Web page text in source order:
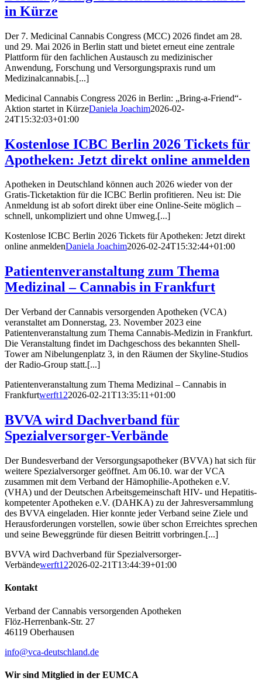
in Kürze
Der 7. Medicinal Cannabis Congress (MCC) 2026 findet am 28.
und 29. Mai 2026 in Berlin statt und bietet erneut eine zentrale
Plattform für den fachlichen Austausch zu medizinischer
Anwendung, Forschung und Versorgungspraxis rund um
Medizinalcannabis.[...]
Medicinal Cannabis Congress 2026 in Berlin: „Bring-a-Friend“-
Aktion startet in KürzeDaniela Joachim2026-02-
24T15:32:03+01:00
Kostenlose ICBC Berlin 2026 Tickets für
Apotheken: Jetzt direkt online anmelden
Apotheken in Deutschland können auch 2026 wieder von der
Gratis-Ticketaktion für die ICBC Berlin profitieren. Neu ist: Die
Anmeldung ist ab sofort direkt über eine Online-Seite möglich –
schnell, unkompliziert und ohne Umweg.[...]
Kostenlose ICBC Berlin 2026 Tickets für Apotheken: Jetzt direkt
online anmeldenDaniela Joachim2026-02-24T15:32:44+01:00
Patientenveranstaltung zum Thema
Medizinal – Cannabis in Frankfurt
Der Verband der Cannabis versorgenden Apotheken (VCA)
veranstaltet am Donnerstag, 23. November 2023 eine
Patientenveranstaltung zum Thema Cannabis-Medizin in Frankfurt.
Die Veranstaltung findet im Dachgeschoss des bekannten Shell-
Tower am Nibelungenplatz 3, in den Räumen der Skyline-Studios
der Radio-Group statt.[...]
Patientenveranstaltung zum Thema Medizinal – Cannabis in
Frankfurtwerft122026-02-21T13:35:11+01:00
BVVA wird Dachverband für
Spezialversorger-Verbände
Der Bundesverband der Versorgungsapotheker (BVVA) hat sich für
weitere Spezialversorger geöffnet. Am 06.10. war der VCA
zusammen mit dem Verband der Hämophilie-Apotheken e.V.
(VHA) und der Deutschen Arbeitsgemeinschaft HIV- und Hepatitis-
kompetenter Apotheken e.V. (DAHKA) zu der Jahresversammlung
des BVVA eingeladen. Hier konnte jeder Verband seine Ziele und
Herausforderungen vorstellen, sowie über schon Erreichtes sprechen
und seine Beweggründe für diesen Beitritt vorbringen.[...]
BVVA wird Dachverband für Spezialversorger-
Verbändewerft122026-02-21T13:44:39+01:00
Kontakt
Verband der Cannabis versorgenden Apotheken
Flöz-Herrenbank-Str. 27
46119 Oberhausen
info@vca-deutschland.de
Wir sind Mitglied in der EUMCA